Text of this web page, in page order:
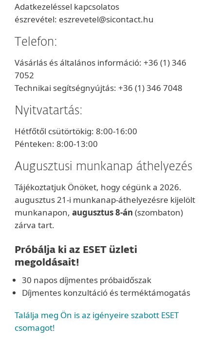
Adatkezeléssel kapcsolatos
észrevétel: eszrevetel@sicontact.hu
Telefon:
Vásárlás és általános információ: +36 (1) 346
7052
Technikai segítségnyújtás: +36 (1) 346 7048
Nyitvatartás:
Hétfőtől csütörtökig: 8:00-16:00
Pénteken: 8:00-13:00
Augusztusi munkanap áthelyezés
Tájékoztatjuk Önöket, hogy cégünk a 2026.
augusztus 21-i munkanap-áthelyezésre kijelölt
munkanapon, augusztus 8-án (szombaton)
zárva tart.
Próbálja ki az ESET üzleti
megoldásait!
30 napos díjmentes próbaidőszak
Díjmentes konzultáció és terméktámogatás
Találja meg Ön is az igényeire szabott ESET
csomagot!